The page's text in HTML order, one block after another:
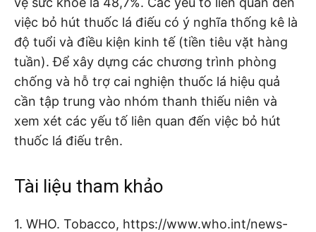
việc bỏ hút thuốc lá điếu có ý nghĩa thống kê là
độ tuổi và điều kiện kinh tế (tiền tiêu vặt hàng
tuần). Để xây dựng các chương trình phòng
chống và hỗ trợ cai nghiện thuốc lá hiệu quả
cần tập trung vào nhóm thanh thiếu niên và
xem xét các yếu tố liên quan đến việc bỏ hút
thuốc lá điếu trên.
Tài liệu tham khảo
1. WHO. Tobacco, https://www.who.int/news-